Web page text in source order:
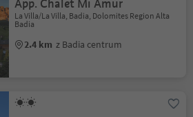
App. Chalet Mi Amur
La Villa/La Villa, Badia, Dolomites Region Alta
Badia
2.4 km z Badia centrum